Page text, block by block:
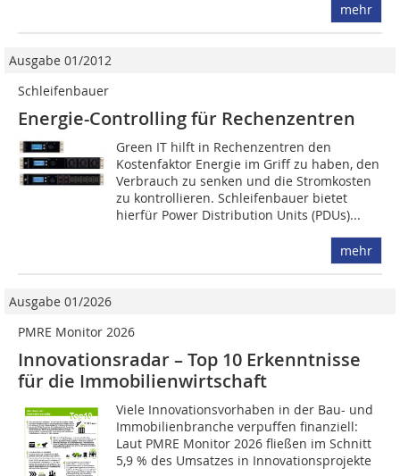
mehr
Ausgabe 01/2012
Schleifenbauer
Energie-Controlling für Rechenzentren
Green IT hilft in Rechenzentren den
Kostenfaktor Energie im Griff zu haben, den
Verbrauch zu senken und die Stromkosten
zu kontrollieren. Schleifenbauer bietet
hierfür Power Distribution Units (PDUs)...
mehr
Ausgabe 01/2026
PMRE Monitor 2026
Innovationsradar – Top 10 Erkenntnisse
für die Immobilienwirtschaft
Viele Innovationsvorhaben in der Bau- und
Immobilienbranche verpuffen finanziell:
Laut PMRE Monitor 2026 fließen im Schnitt
5,9 % des Umsatzes in Innovationsprojekte 